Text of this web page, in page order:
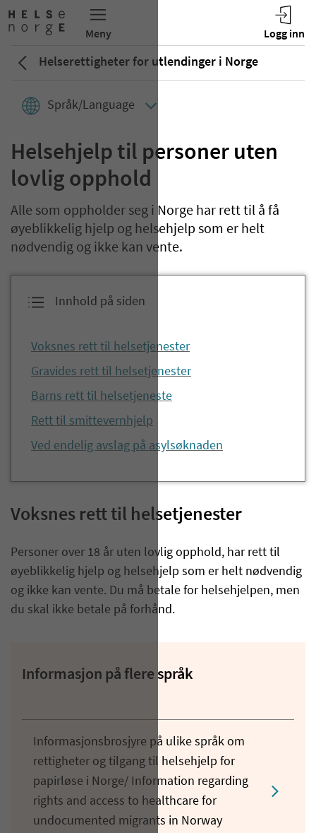
Helserettigheter for utlendinger i Norge
Språk/Language
Helsehjelp til personer uten
lovlig opphold
Alle som oppholder seg i Norge har rett til å få
øyeblikkelig hjelp og helsehjelp som er helt
nødvendig og ikke kan vente.
Innhold på siden
Voksnes rett til helsetjenester
Gravides rett til helsetjenester
Barns rett til helsetjeneste
Rett til smittevernhjelp
Ved endelig avslag på asylsøknaden
Voksnes rett til helsetjenester
Personer over 18 år uten lovlig opphold, har rett til
øyeblikkelig hjelp og helsehjelp som er helt nødvendig
og ikke kan vente. Du må betale for helsehjelpen, men
du skal ikke betale på forhånd.
Informasjon på flere språk
Informasjonsbrosjyre på ulike språk om
rettigheter og tilgang til helsehjelp for
papirløse i Norge/ Information regarding
rights and access to healthcare for
undocumented migrants in Norway